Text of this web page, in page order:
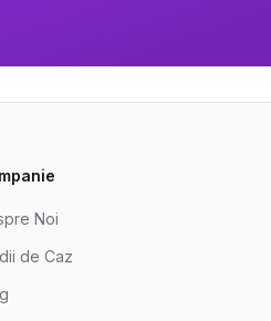
Noi
de Caz